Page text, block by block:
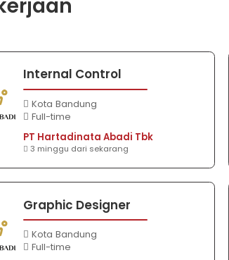
Internal Control
Kota Bandung
Full-time
PT Hartadinata Abadi Tbk
3 minggu dari sekarang
Graphic Designer
Kota Bandung
Full-time